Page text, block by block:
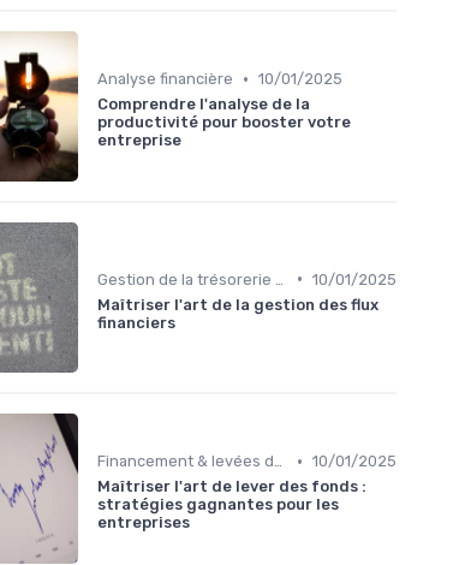
Analyse financière • 10/01/2025
Comprendre l'analyse de la
productivité pour booster votre
entreprise
• 10/01/2025
Maîtriser l'art de la gestion des flux
financiers
Financement & levées de fonds • 10/01/2025
Maîtriser l'art de lever des fonds :
stratégies gagnantes pour les
entreprises